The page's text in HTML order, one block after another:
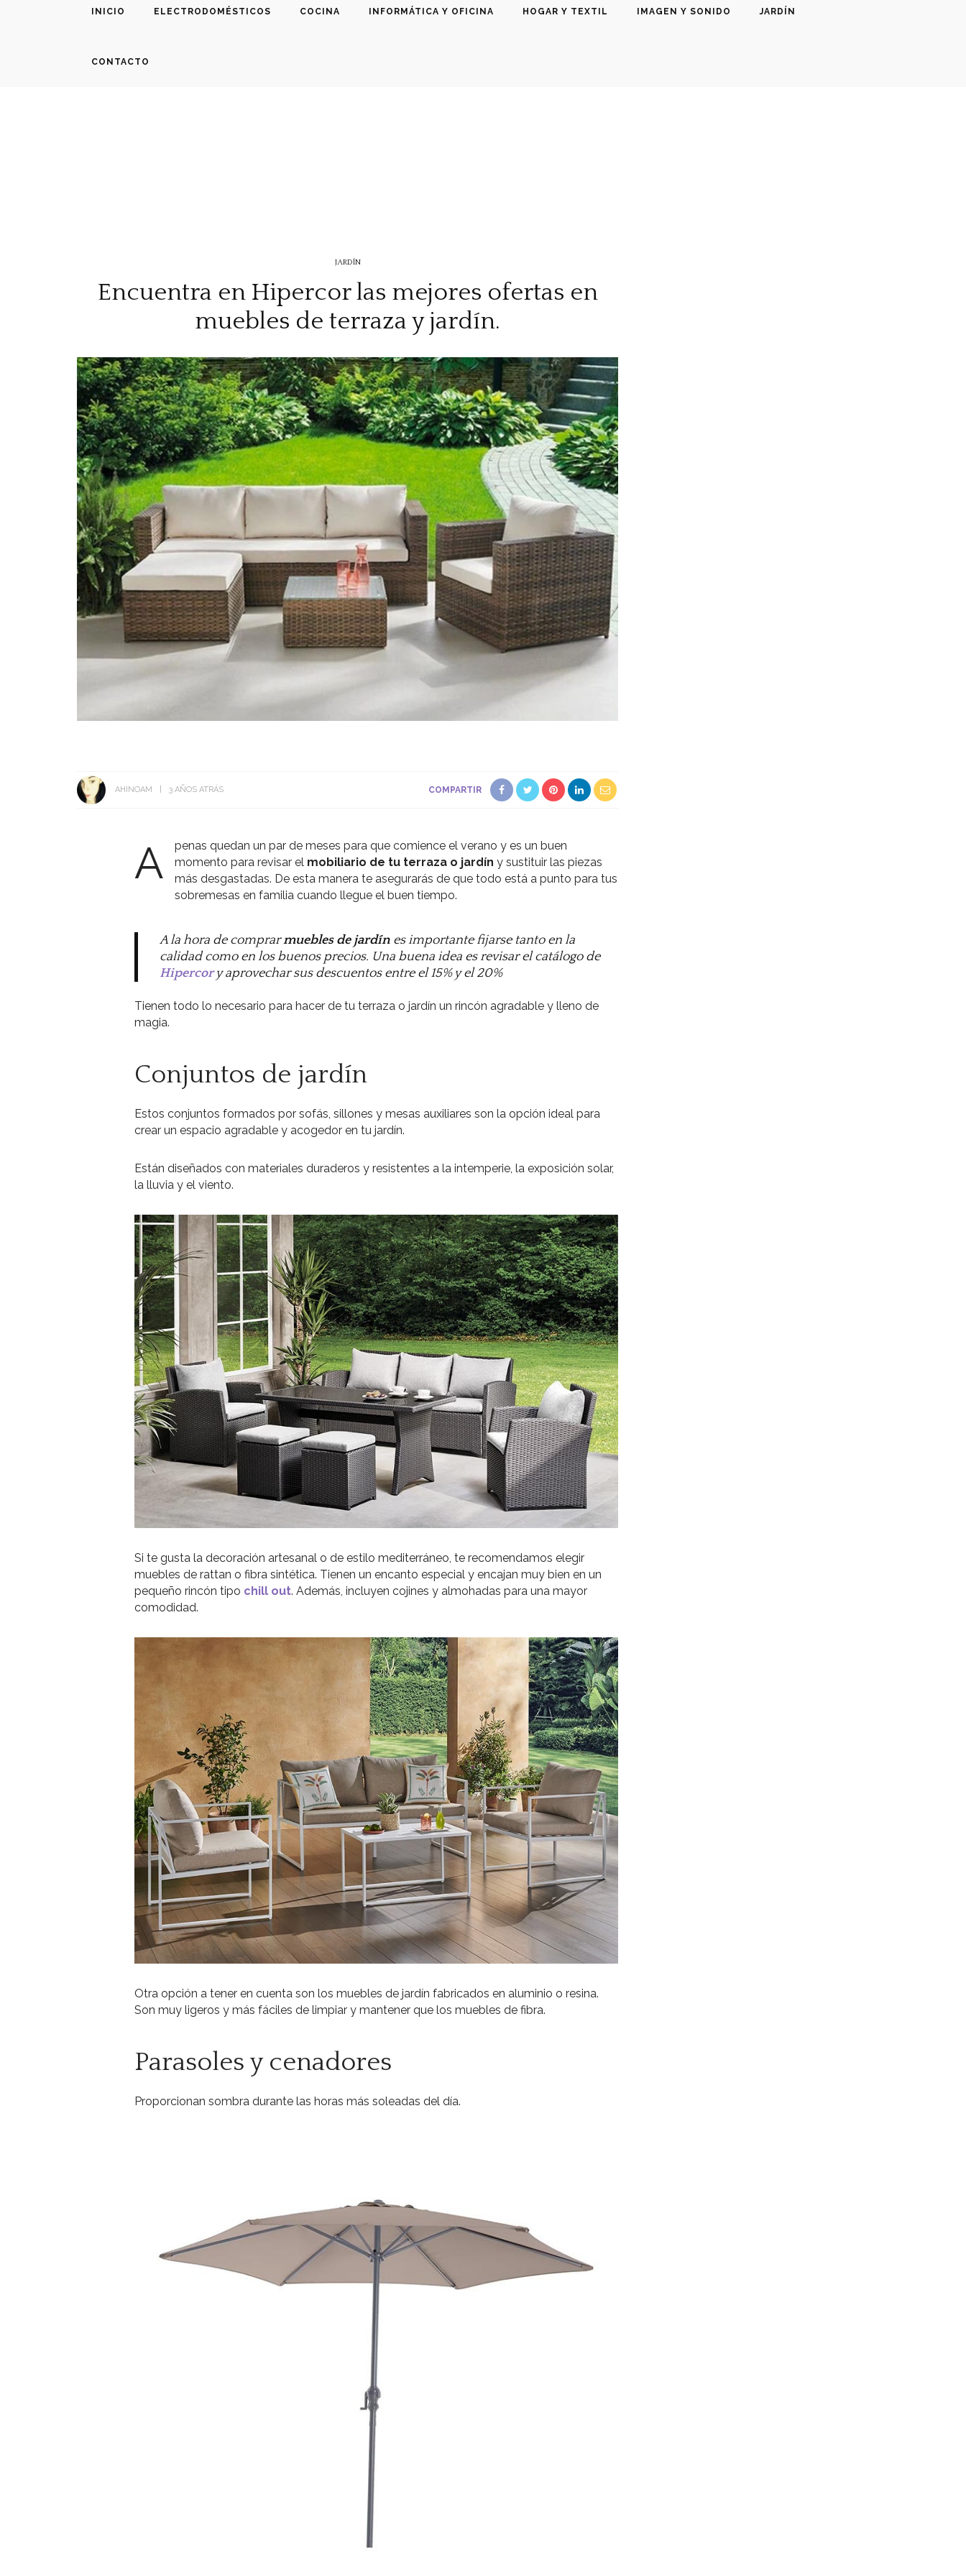
INICIO ELECTRODOMÉSTICOS COCINA INFORMÁTICA Y OFICINA HOGAR Y TEXTIL IMAGEN Y SONIDO JARDÍN
CONTACTO
JARDÍN
Encuentra en Hipercor las mejores ofertas en
muebles de terraza y jardín.
AHINOAM 3 AÑOS ATRÁS COMPARTIR
A
penas quedan un par de meses para que comience el verano y es un buen
momento para revisar el mobiliario de tu terraza o jardín y sustituir las piezas
más desgastadas. De esta manera te asegurarás de que todo está a punto para tus
sobremesas en familia cuando llegue el buen tiempo.
A la hora de comprarmuebles de jardín es importante fijarse tanto en la
calidad como en los buenos precios. Una buena idea es revisar el catálogo de
Hipercory aprovechar sus descuentos entre el 15% y el 20%
Tienen todo lo necesario para hacer de tu terraza o jardín un rincón agradable y lleno de
magia.
Conjuntos de jardín
Estos conjuntos formados por sofás, sillones y mesas auxiliares son la opción ideal para
crear un espacio agradable y acogedor en tu jardín.
Están diseñados con materiales duraderos y resistentes a la intemperie, la exposición solar,
la lluvia y el viento.
Si te gusta la decoración artesanal o de estilo mediterráneo, te recomendamos elegir
muebles de rattan o fibra sintética. Tienen un encanto especial y encajan muy bien en un
pequeño rincón tipo chill out. Además, incluyen cojines y almohadas para una mayor
comodidad.
Otra opción a tener en cuenta son los muebles de jardín fabricados en aluminio o resina.
Son muy ligeros y más fáciles de limpiar y mantener que los muebles de fibra.
Parasoles y cenadores
Proporcionan sombra durante las horas más soleadas del día.